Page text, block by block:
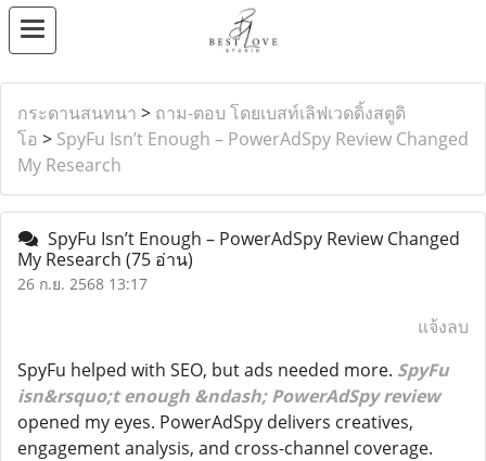
กระดานสนทนา > ถาม-ตอบ โดยเบสท์เลิฟเวดดิ้งสตูดิ
โอ > SpyFu Isn’t Enough – PowerAdSpy Review Changed
My Research
SpyFu Isn’t Enough – PowerAdSpy Review Changed
My Research (75 อ่าน)
26 ก.ย. 2568 13:17
แจ้งลบ
SpyFu helped with SEO, but ads needed more. SpyFu
isn&rsquo;t enough &ndash; PowerAdSpy review
opened my eyes. PowerAdSpy delivers creatives,
engagement analysis, and cross-channel coverage.